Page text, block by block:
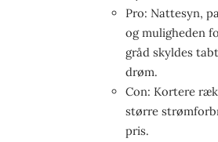
Pro: Nattesyn,
og muligheden
gråd skyldes
drøm.
Con: Kortere
større
pris.